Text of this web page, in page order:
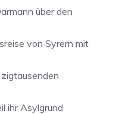
über den
von Syrern mit
ihr Asylgrund